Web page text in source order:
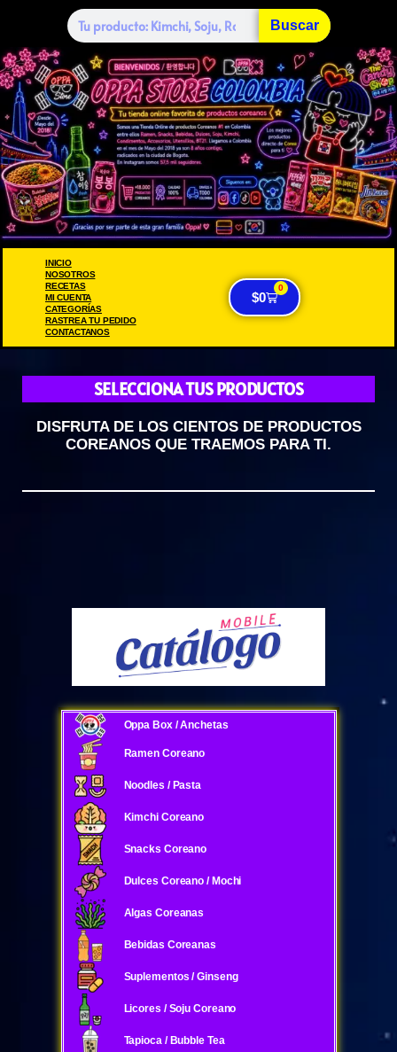
Buscar
INICIO
NOSOTROS
RECETAS
MI CUENTA
CATEGORÍAS
RASTREA TU PEDIDO
CONTACTANOS
$0
0
SELECCIONA TUS PRODUCTOS
DISFRUTA DE LOS CIENTOS DE PRODUCTOS
COREANOS QUE TRAEMOS PARA TI.
Oppa Box / Anchetas
Ramen Coreano
Noodles / Pasta
Kimchi Coreano
Snacks Coreano
Dulces Coreano / Mochi
Algas Coreanas
Bebidas Coreanas
Suplementos / Ginseng
Licores / Soju Coreano
Tapioca / Bubble Tea